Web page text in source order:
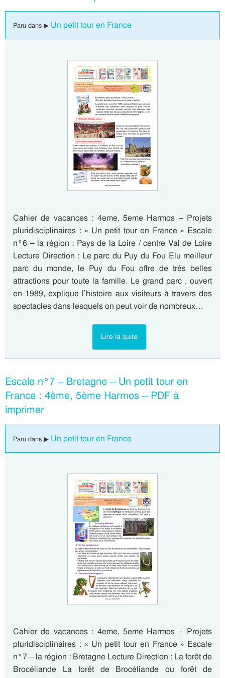
Paru dans ▶ Un petit tour en France
Cahier de vacances : 4eme, 5eme Harmos – Projets
pluridisciplinaires : « Un petit tour en France » Escale
n°6 – la région : Pays de la Loire / centre Val de Loire
Lecture Direction : Le parc du Puy du Fou Elu meilleur
parc du monde, le Puy du Fou offre de très belles
attractions pour toute la famille. Le grand parc , ouvert
en 1989, explique l’histoire aux visiteurs à travers des
spectacles dans lesquels on peut voir de nombreux…
Lire la suite
Escale n°7 – Bretagne – Un petit tour en
France : 4ème, 5ème Harmos – PDF à
imprimer
Paru dans ▶ Un petit tour en France
Cahier de vacances : 4eme, 5eme Harmos – Projets
pluridisciplinaires : « Un petit tour en France » Escale
n°7 – la région : Bretagne Lecture Direction : La forêt de
Brocéliande La forêt de Brocéliande ou forêt de